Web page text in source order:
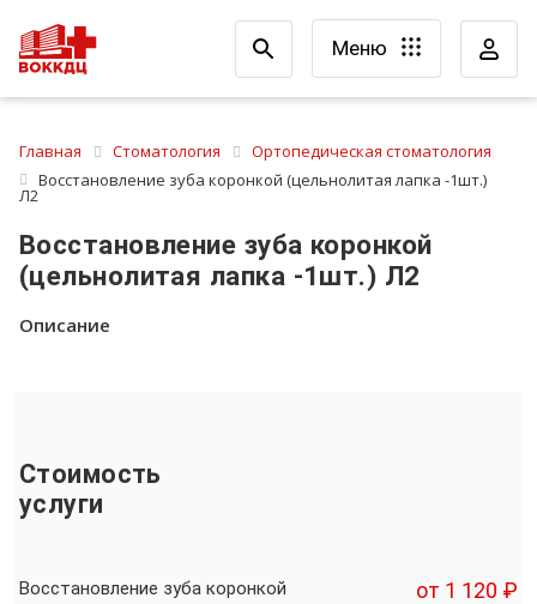
Меню
Главная Стоматология
Ортопедическая стоматология
Восстановление зуба коронкой (цельнолитая лапка -1шт.)
Л2
Восстановление зуба коронкой
(цельнолитая лапка -1шт.) Л2
Описание
Стоимость
услуги
Восстановление зуба коронкой
от 1 120 ₽